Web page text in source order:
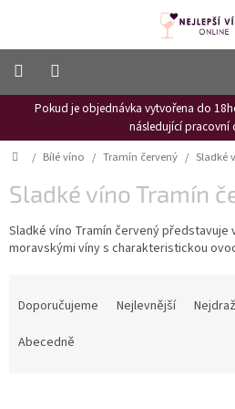
Pokud je objednávka vytvořena do
následující pracovní
Frizzante
Růžové
víno
Hroznový
Naši
novinky
Bílé
Domů
/ Bílé víno / Tramín červený / Sladké
Sladké víno Tramín
Sladké víno Tramín červený představuje
moravskými víny s charakteristickou
Doporučujeme Nejlevnější
Abecedně